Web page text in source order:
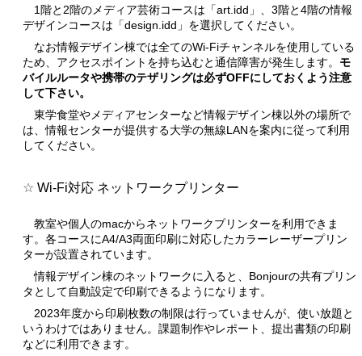
1階と2階のメディア芸術コースは「art.idd」、3階と4階の情報
デザインコースは「design.idd」を選択してください。
なお情報デザイン棟では全てのWi-Fiチャンネルを使用している
ため、アクセスポイントを持ち込むと通信障害が発生します。 モ
バイルルータや携帯のテザリングは必ずOFFにしておくよう注意
して下さい。
東学食堂やメディアセンターなど情報デザイン棟以外の場所で
は、情報センターが提供する大学の無線LANを案内に従って利用
してください。
Wi-Fi対応 ネットワークプリンター
教室や個人のmacからネットワークプリンターを利用できま
す。各コースにA4/A3両面印刷に対応したカラーレーザープリン
ターが設置されています。
情報デザイン棟のネットワークに入ると、Bonjourの共有プリン
タとして自動設定で印刷できるようになります。
2023年度から印刷枚数の制限は行っていませんが、使い放題と
いうわけではありません。課題制作やレポート、提出書類の印刷
などに利用できます。